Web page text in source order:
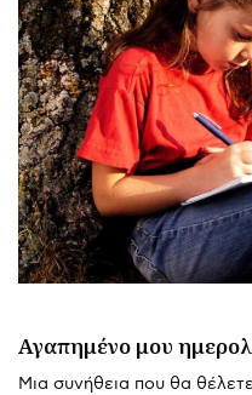
Αγαπημένο μου
Μια συνήθεια που θα